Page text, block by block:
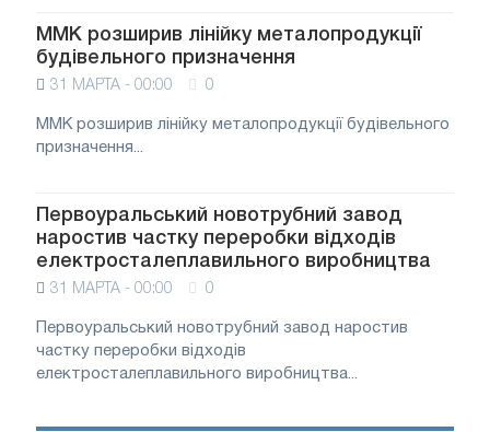
ММК розширив лінійку металопродукції
будівельного призначення
31 МАРТА - 00:00 0
ММК розширив лінійку металопродукції будівельного
призначення...
Первоуральський новотрубний завод
наростив частку переробки відходів
електросталеплавильного виробництва
31 МАРТА - 00:00 0
Первоуральський новотрубний завод наростив
частку переробки відходів
електросталеплавильного виробництва...